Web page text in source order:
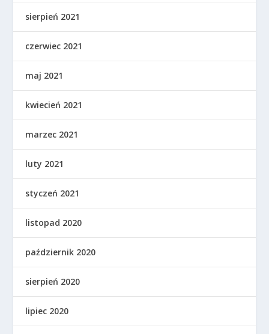
sierpień 2021
czerwiec 2021
maj 2021
kwiecień 2021
marzec 2021
luty 2021
styczeń 2021
listopad 2020
październik 2020
sierpień 2020
lipiec 2020